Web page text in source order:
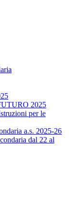
2025
per le
a.s. 2025-26
dal 22 al